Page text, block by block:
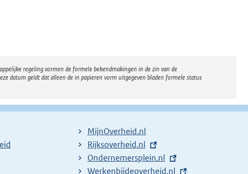
regeling vormen de formele bekendmakingen in de zin van de
datum geldt dat alleen de in papieren vorm uitgegeven bladen formele status
MijnOverheid.nl
E
x
t
Rijksoverheid.nl
E
x
Ondernemersplein.nl
E
Werkenbijdeoverheid.nl